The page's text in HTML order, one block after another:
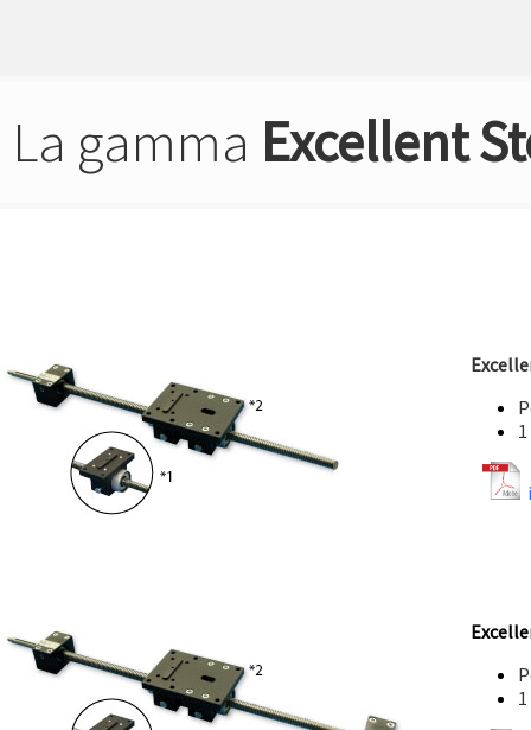
La gamma Excellent